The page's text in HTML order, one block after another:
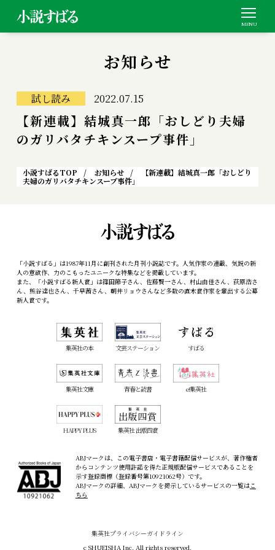
お知らせ
試し読み 2022.07.15
【新連載】結城真一郎「おしどり夫婦
のガリバタチキンスープ事件」
小説すばるTOP お知らせ
【新連載】結城真一郎「おしどり
夫婦のガリバタチキンスープ事件」
「小説すばる」は1987年11月に創刊された月刊小説誌です。人気作家の連載、気鋭の新
人の意欲作、力のこもったユニークな特集などを掲載しています。
また、「小説すばる新人賞」は篠田節子さん、佐藤賢一さん、村山由佳さん、荻原浩さ
ん、熊谷達也さん、千早茜さん、朝井リョウさんなど多数の直木賞作家を輩出する公募
新人賞です。
集英社の本 文芸ステーション すばる
集英社文庫 青春と読書 e!集英社
HAPPY PLUS 集英社 出版四賞
ABJマークは、この電子書店・電子書籍配信サービスが、著作権者
からコンテンツ使用許諾を得た正規版配信サービスであることを
示す登録商標（登録番号第10921062号）です。
ABJマークの詳細、ABJマークを掲示しているサービスの一覧はこ
ちら
集英社プライバシーガイドライン
c SHUEISHA Inc. All rights reserved.